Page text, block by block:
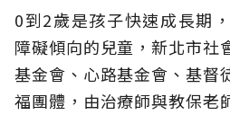
0到2歲是孩子快速成長期
障礙傾向的兒童，新北市社
基金會、心路基金會、基督
福團體，由治療師與教保老